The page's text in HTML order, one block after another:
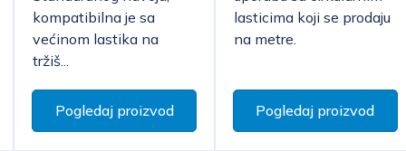
Srbija
Cijena dostave
je isključeno za ugovore
izrađena po specifikaciji
potrošaču, roba kojoj
roba koja zbog
je bila otpečaćena
Pojedine artikle
već isključivo
kompatibilna je sa
većinom lastika na
tržiš...
Pogledaj proizvod
lasticima koji se prodaju
na metre.
Pogledaj proizvod